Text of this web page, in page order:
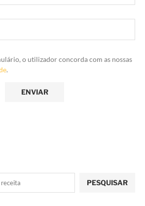
o utilizador concorda com as nossas
.
PESQUISAR